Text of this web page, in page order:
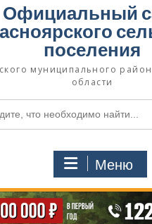
Официальный
поселения
муниципального
области
Меню